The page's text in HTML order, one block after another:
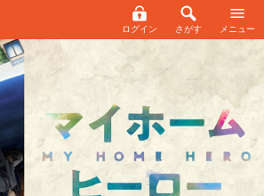
ログイン さがす メニュー